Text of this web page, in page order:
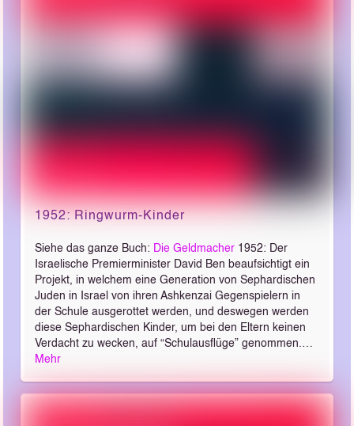
1952: Ringwurm­-Kinder
Siehe das ganze Buch: Die Geldmacher 1952: Der
Israelische Premierminister David Ben beaufsichtigt ein
Projekt, in welchem eine Generation von Sephardischen
Juden in Israel von ihren Ashkenzai Gegenspielern in
der Schule ausgerottet werden, und deswegen werden
diese Sephardischen Kinder, um bei den Eltern keinen
Verdacht zu wecken, auf “Schulausflüge” genommen.…
Mehr